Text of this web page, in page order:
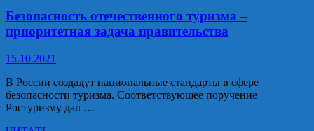
Решидова
Безопасность отечественного туризма –
приоритетная задача правительства
15.10.2021
В России создадут национальные стандарты в сфере
безопасности туризма. Соответствующее поручение
Ростуризму дал …